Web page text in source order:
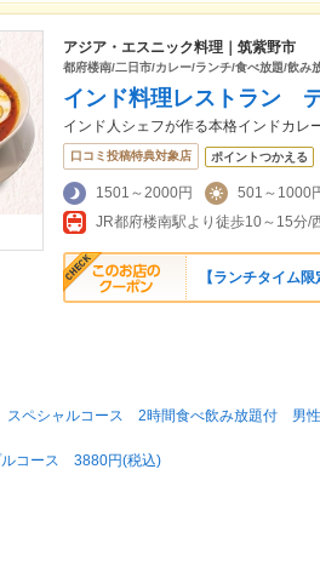
アジア・エスニック料理｜筑紫野市
都府楼南/二日市/カレー/ランチ/食べ放題/飲み
インド料理レストラン
インド人シェフが作る本格インドカレ
口コミ投稿特典対象店 ポイントつかえる
1501～2000円
501～1000
JR都府楼南駅より徒歩10～15分/
【ランチタイム
スペシャルコース 2時間食べ飲み放題付 男
ルコース 3880円(税込)